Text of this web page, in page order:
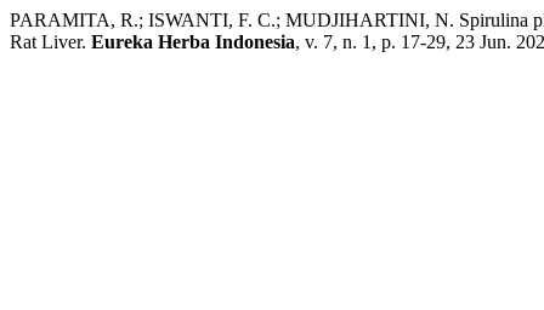
PARAMITA, R.; ISWANTI, F. C.; MUDJIHARTINI, N. Spirulina
Rat Liver. Eureka Herba Indonesia, v. 7, n. 1, p. 17-29, 23 Jun.